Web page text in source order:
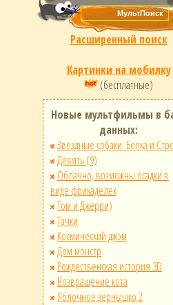
Расширенный поиск
Картинки на мобилку
(бесплатные)
Новые мультфильмы в
данных:
Звёздные собаки: Белка и
Девять (9)
Облачно, возможны осадки в
виде фрикаделек
Том и Джерри)
Тачки
Космический джэм
Дом монстр
Рождественская история 3D
Возвращение кота
Яблочное зернышко 2